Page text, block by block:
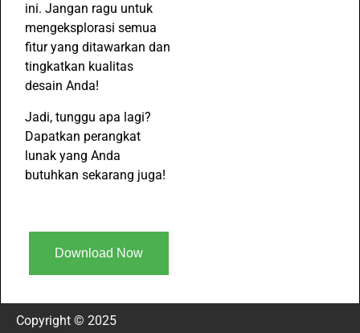
ini. Jangan ragu untuk
mengeksplorasi semua
fitur yang ditawarkan dan
tingkatkan kualitas
desain Anda!
Jadi, tunggu apa lagi?
Dapatkan perangkat
lunak yang Anda
butuhkan sekarang juga!
Download Now
Copyright © 2025